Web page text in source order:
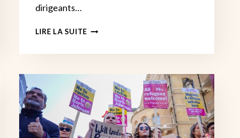
dirigeants…
LIRE LA SUITE LA
ENOUGH
DOIT
POUSSER
À
CONSTRUIRE
UNE